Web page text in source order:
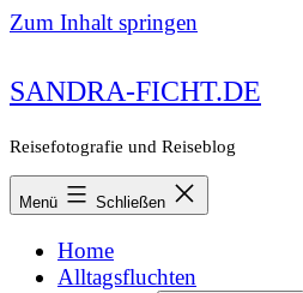
Zum Inhalt springen
SANDRA-FICHT.DE
Reisefotografie und Reiseblog
Menü Schließen
Home
Alltagsfluchten